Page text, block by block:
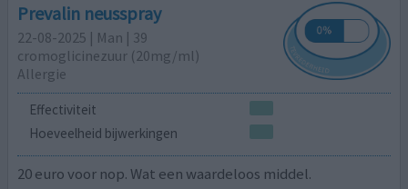
Prevalin neusspray
22-08-2025 | Man | 39
cromoglicinezuur (20mg/ml)
Allergie
Effectiviteit
Hoeveelheid bijwerkingen
20 euro voor nop. Wat een waardeloos middel.